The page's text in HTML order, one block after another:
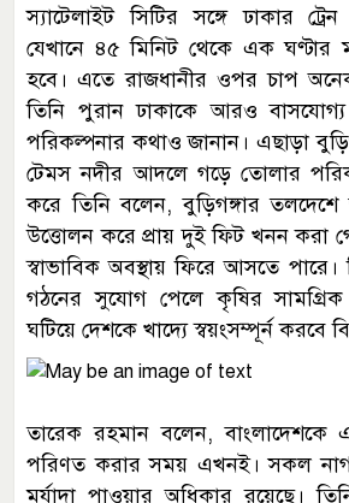
স্যাটেলাইট সিটির সঙ্গে ঢাকার
যেখানে ৪৫ মিনিট থেকে এক ঘণ্টার
হবে। এতে রাজধানীর ওপর চাপ
তিনি পুরান ঢাকাকে আরও
পরিকল্পনার কথাও জানান। এছাড়া
টেমস নদীর আদলে গড়ে তোলার
করে তিনি বলেন, বুড়িগঙ্গার
উত্তোলন করে প্রায় দুই ফিট খনন করা
স্বাভাবিক অবস্থায় ফিরে আসতে
গঠনের সুযোগ পেলে কৃষির সামগ্রিক
ঘটিয়ে দেশকে খাদ্যে স্বয়ংসম্পূর্ন করবে
তারেক রহমান বলেন, বাংলাদেশকে
পরিণত করার সময় এখনই। সকল
মর্যাদা পাওয়ার অধিকার রয়েছে।